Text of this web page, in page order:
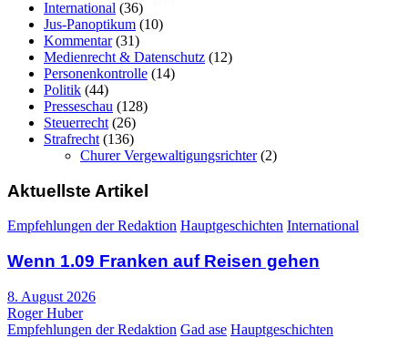
International (36)
Jus-Panoptikum (10)
Kommentar(31)
Medienrecht & Datenschutz (12)
Personenkontrolle (14)
Politik (44)
Presseschau (128)
Steuerrecht (26)
Strafrecht (136)
Churer Vergewaltigungsrichter(2)
Aktuellste Artikel
Empfehlungen der Redaktion Hauptgeschichten International
Wenn 1.09 Franken auf Reisen gehen
8. August 2026
Roger Huber
Empfehlungen der Redaktion Gad ase Hauptgeschichten